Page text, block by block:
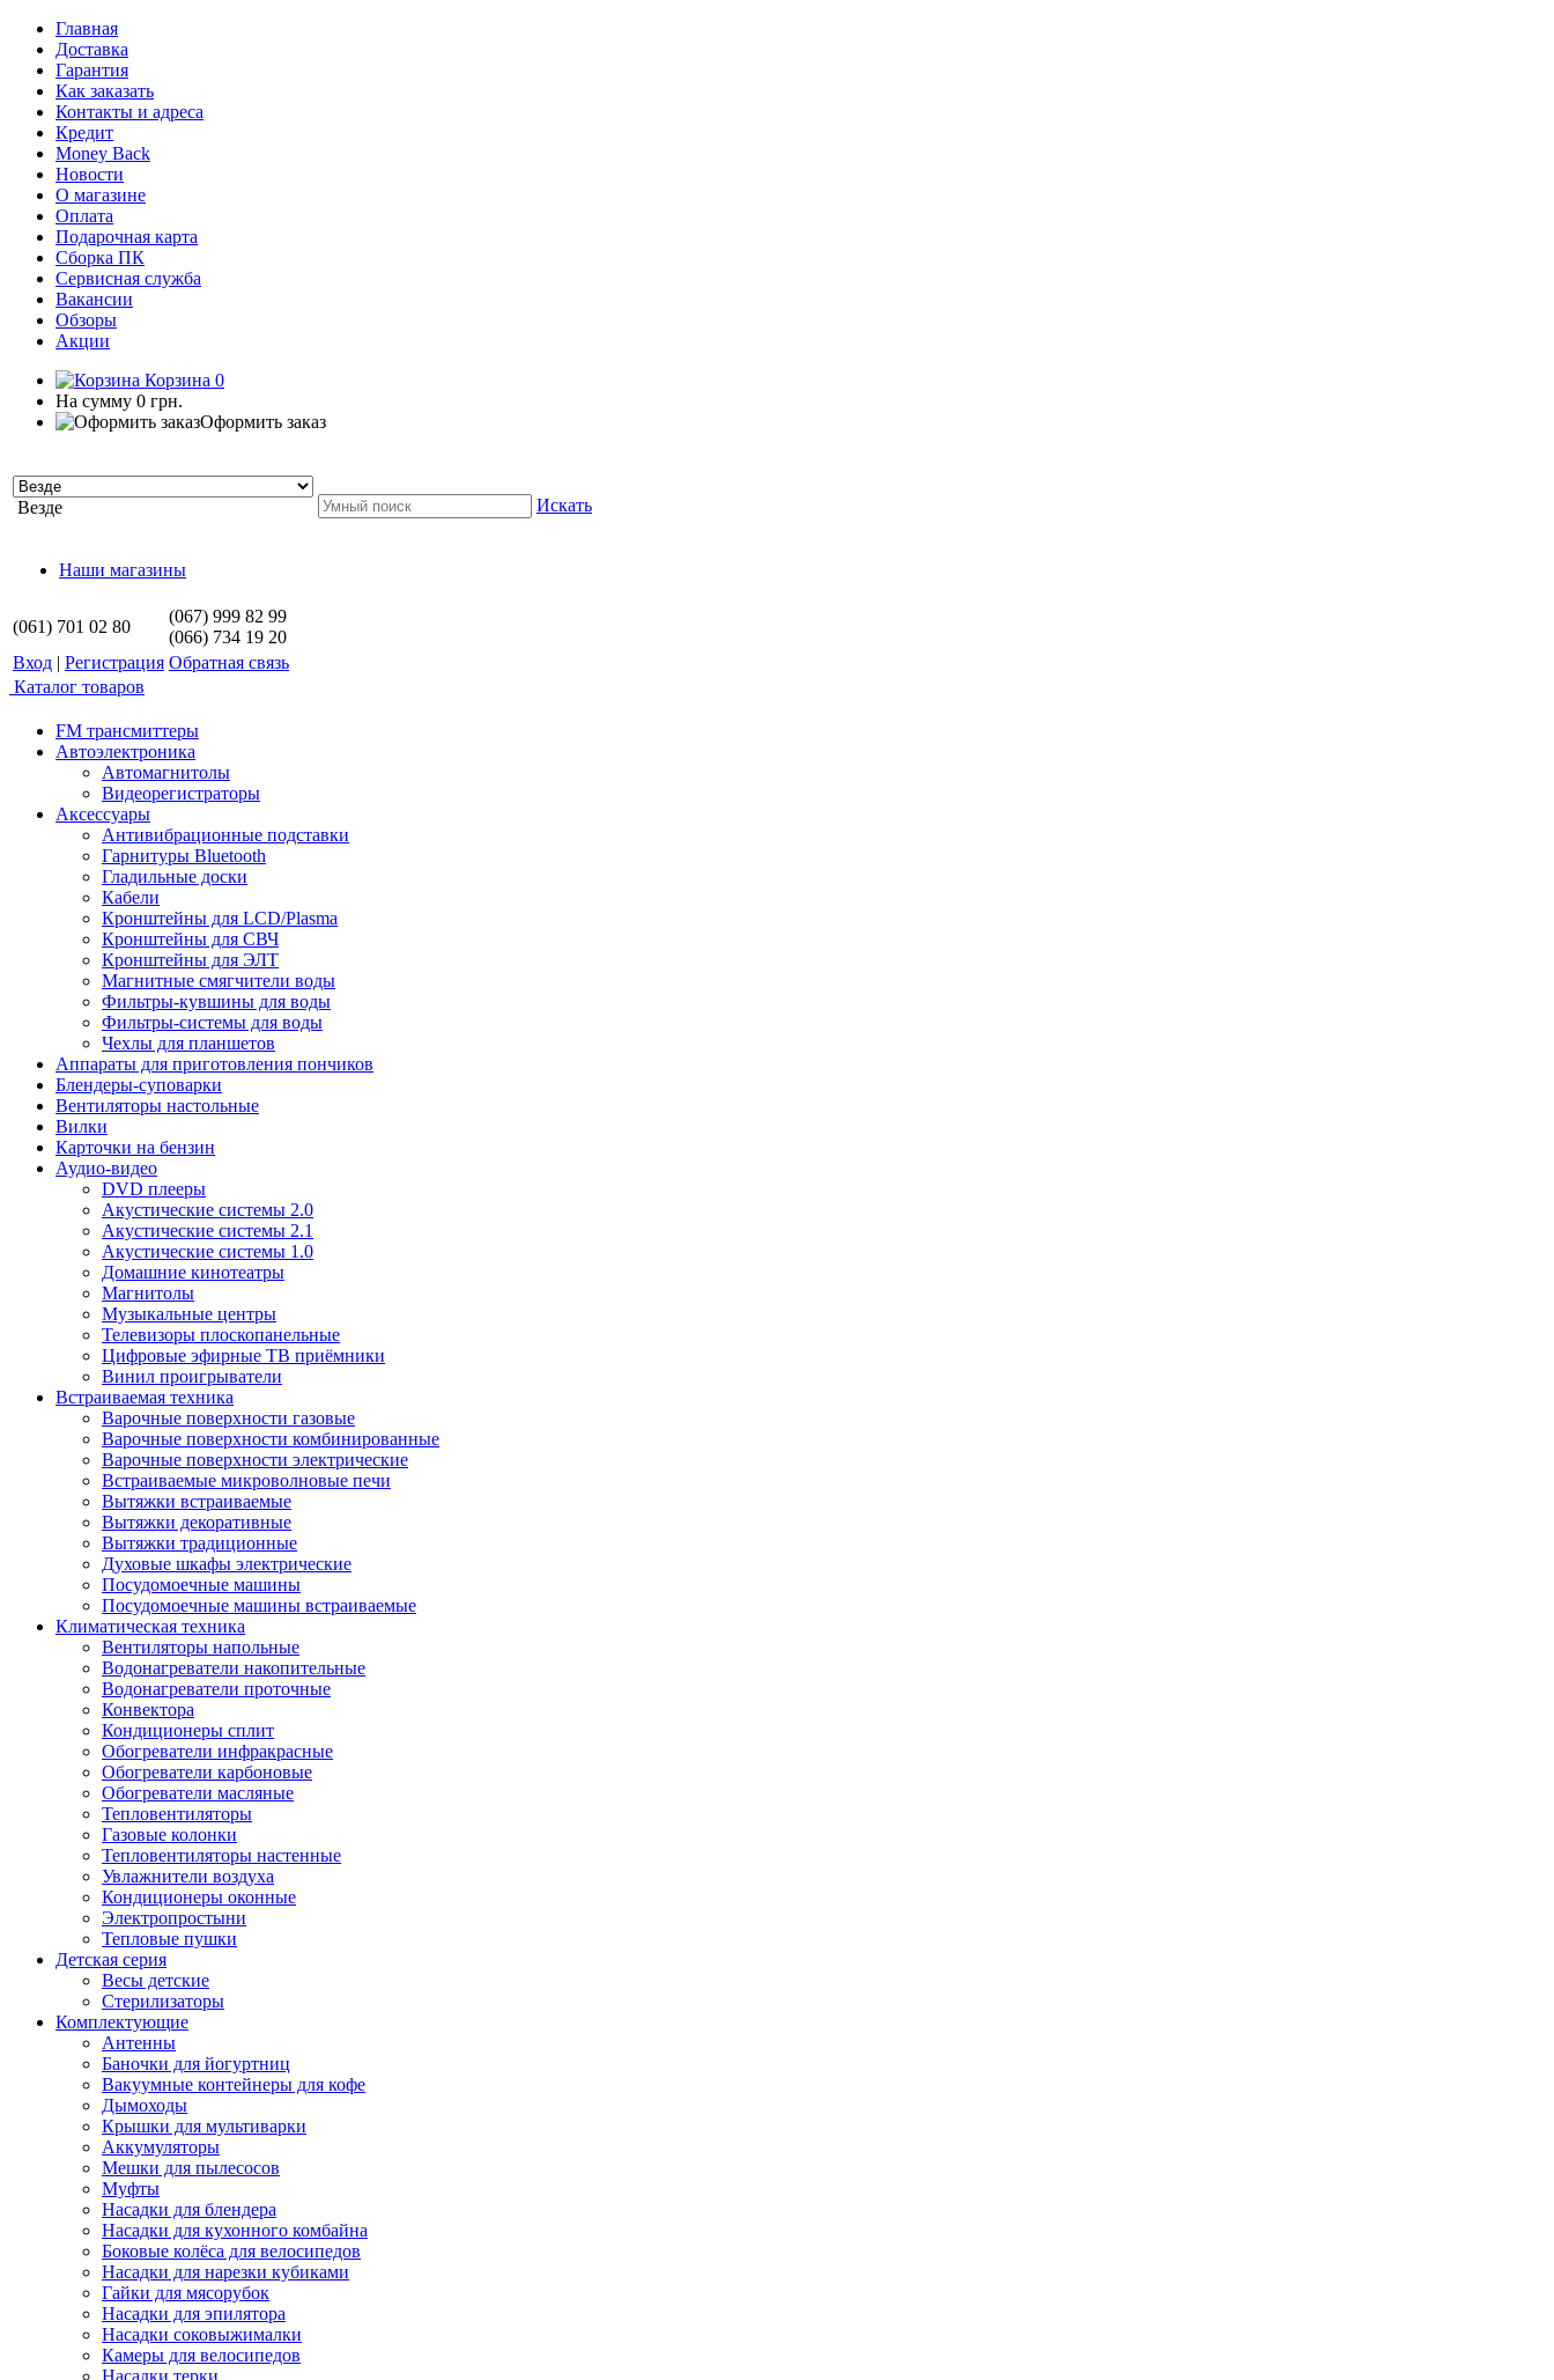
Главная
Доставка
Гарантия
Как заказать
Контакты и адреса
Кредит
Money Back
Новости
О магазине
Оплата
Подарочная карта
Сборка ПК
Сервисная служба
Вакансии
Обзоры
Акции
Корзина 0
На сумму 0 грн.
Оформить заказ
Везде Искать
Наши магазины
(061) 701 02 80
(067) 999 82 99
(066) 734 19 20
Вход | Регистрация Обратная связь
Каталог товаров
FM трансмиттеры
Автоэлектроника
Автомагнитолы
Видеорегистраторы
Аксессуары
Антивибрационные подставки
Гарнитуры Bluetooth
Гладильные доски
Кабели
Кронштейны для LCD/Plasma
Кронштейны для СВЧ
Кронштейны для ЭЛТ
Магнитные смягчители воды
Фильтры-кувшины для воды
Фильтры-системы для воды
Чехлы для планшетов
Аппараты для приготовления пончиков
Блендеры-суповарки
Вентиляторы настольные
Вилки
Карточки на бензин
Аудио-видео
DVD плееры
Акустические системы 2.0
Акустические системы 2.1
Акустические системы 1.0
Домашние кинотеатры
Магнитолы
Музыкальные центры
Телевизоры плоскопанельные
Цифровые эфирные ТВ приёмники
Винил проигрыватели
Встраиваемая техника
Варочные поверхности газовые
Варочные поверхности комбинированные
Варочные поверхности электрические
Встраиваемые микроволновые печи
Вытяжки встраиваемые
Вытяжки декоративные
Вытяжки традиционные
Духовые шкафы электрические
Посудомоечные машины
Посудомоечные машины встраиваемые
Климатическая техника
Вентиляторы напольные
Водонагреватели накопительные
Водонагреватели проточные
Конвектора
Кондиционеры сплит
Обогреватели инфракрасные
Обогреватели карбоновые
Обогреватели масляные
Тепловентиляторы
Газовые колонки
Тепловентиляторы настенные
Увлажнители воздуха
Кондиционеры оконные
Электропростыни
Тепловые пушки
Детская серия
Весы детские
Стерилизаторы
Комплектующие
Антенны
Баночки для йогуртниц
Вакуумные контейнеры для кофе
Дымоходы
Крышки для мультиварки
Аккумуляторы
Мешки для пылесосов
Муфты
Насадки для блендера
Насадки для кухонного комбайна
Боковые колёса для велосипедов
Насадки для нарезки кубиками
Гайки для мясорубок
Насадки для эпилятора
Насадки соковыжималки
Камеры для велосипедов